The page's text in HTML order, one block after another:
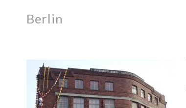
Berlin